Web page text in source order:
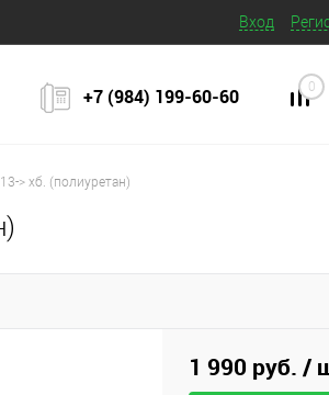
Вход
+7 (984) 199‒60‒60 0
> хб. (полиуретан)
1 990 руб. /